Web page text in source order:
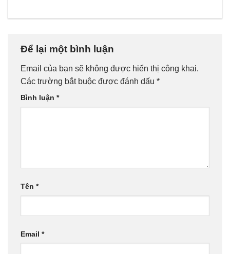
Để lại một bình luận
Email của bạn sẽ không được hiển thị công khai.
Các trường bắt buộc được đánh dấu *
Bình luận *
Tên *
Email *